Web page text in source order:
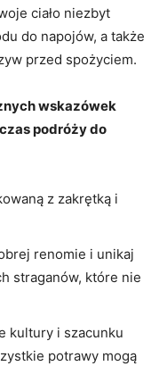
ciało niezbyt
do napojów, a także‍
przed spożyciem.
wskazówek‌
podróży ‌do
⁢z zakrętką i
renomie i unikaj
⁣straganów, które nie
kultury i szacunku⁢
​potrawy mogą